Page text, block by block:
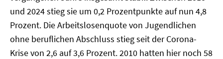
und 2024 stieg sie um 0,2 Prozentpunkte auf nun 4,8
Prozent. Die Arbeitslosenquote von Jugendlichen
ohne beruflichen Abschluss stieg seit der Corona-
Krise von 2,6 auf 3,6 Prozent. 2010 hatten hier noch 58